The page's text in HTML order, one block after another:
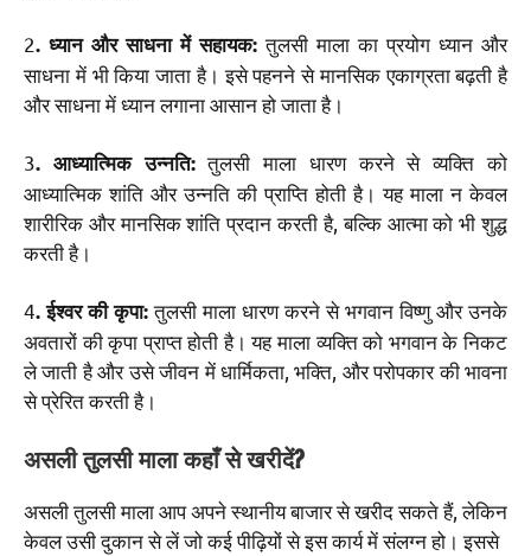
2. ध्यान और साधना में सहायक: तुलसी माला का प्रयोग ध्यान और
साधना में भी किया जाता है। इसे पहनने से मानसिक एकाग्रता बढ़ती है
और साधना में ध्यान लगाना आसान हो जाता है।
3. आध्यात्मिक उन्नति:तुलसी माला धारण करने से व्यक्ति को
आध्यात्मिक शांति और उन्नति की प्राप्ति होती है। यह माला न केवल
शारीरिक और मानसिक शांति प्रदान करती है, बल्कि आत्मा को भी शुद्ध
करती है।
4. ईश्वर की कृपा:तुलसी माला धारण करने से भगवान विष्णु और उनके
अवतारों की कृपा प्राप्त होती है। यह माला व्यक्ति को भगवान के निकट
ले जाती है और उसे जीवन में धार्मिकता, भक्ति, और परोपकार की भावना
से प्रेरित करती है।
असली तुलसी माला कहाँ से खरीदें?
असली तुलसी माला आप अपने स्थानीय बाजार से खरीद सकते हैं, लेकिन
केवल उसी दुकान से लें जो कई पीढ़ियों से इस कार्य में संलग्न हो। इससे